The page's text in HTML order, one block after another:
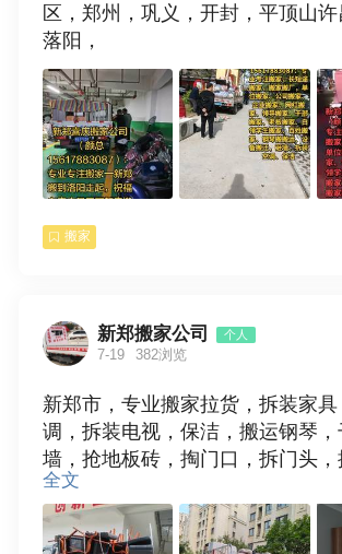
区，郑州，巩义，开封，平顶山许
落阳，
搬家
新郑搬家公司 个人
7-19 382浏览
新郑市，专业搬家拉货，拆装家
调，拆装电视，保洁，搬运钢琴
墙，抢地板砖，掏门口，拆门头
垃圾，欢迎使用。15538109881
全文